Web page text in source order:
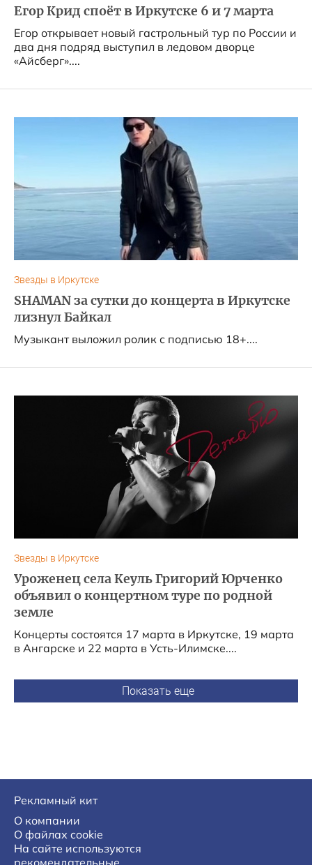
Егор Крид споёт в Иркутске 6 и 7 марта
Егор открывает новый гастрольный тур по России и
два дня подряд выступил в ледовом дворце
«Айсберг»....
Звезды в Иркутске
SHAMAN за сутки до концерта в Иркутске
лизнул Байкал
Музыкант выложил ролик с подписью 18+....
Звезды в Иркутске
Уроженец села Кеуль Григорий Юрченко
объявил о концертном туре по родной
земле
Концерты состоятся 17 марта в Иркутске, 19 марта
в Ангарске и 22 марта в Усть-Илимске....
Показать еще
Рекламный кит
О компании
О файлах cookie
На сайте используются
рекомендательные